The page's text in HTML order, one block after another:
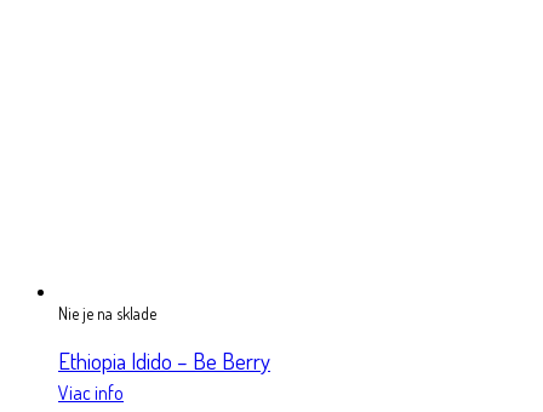
Nie je na sklade
Ethiopia Idido – Be Berry
Viac info